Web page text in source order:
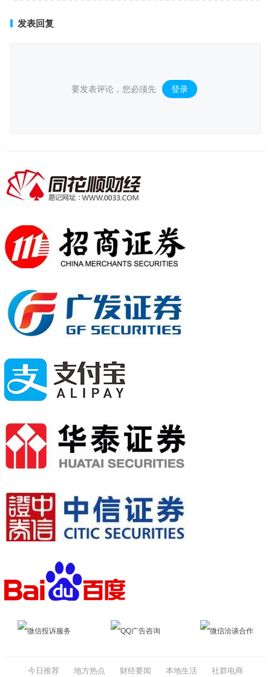
发表回复
要发表评论，您必须先 登录 。
微信投诉服务 QQ广告咨询 微信洽谈合作
今日推荐 地方热点 财经要闻 本地生活 社群电商